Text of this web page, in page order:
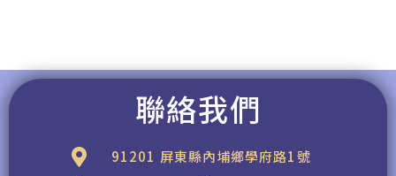
聯絡我們
91201 屏東縣內埔鄉學府路1號